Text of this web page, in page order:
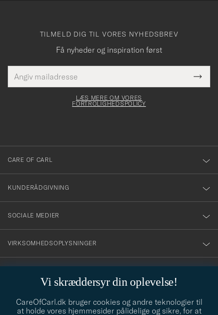
Vi skræddersyr din oplevelse!
CareOfCarl.dk bruger cookies og andre teknologier til
at holde vores hjemmesider pålidelige og sikre, for at
TILMELD DIG TIL VORES NYHEDSBREV
Få nyheder og inspiration først
mailadresse
skal
Tack
för
dig
till
vårt
nyhetsbrev!
LÆS MERE OM VORES
FORTROLIGHEDSPOLICY
CARE OF CARL
KUNDERÅDGIVNING
SOCIALE MEDIER
VIRKSOMHEDSOPLYSNINGER
Behøver du hjælp til at finde din stil? Lad os hjælpe dig, vi hjælper
gerne til!